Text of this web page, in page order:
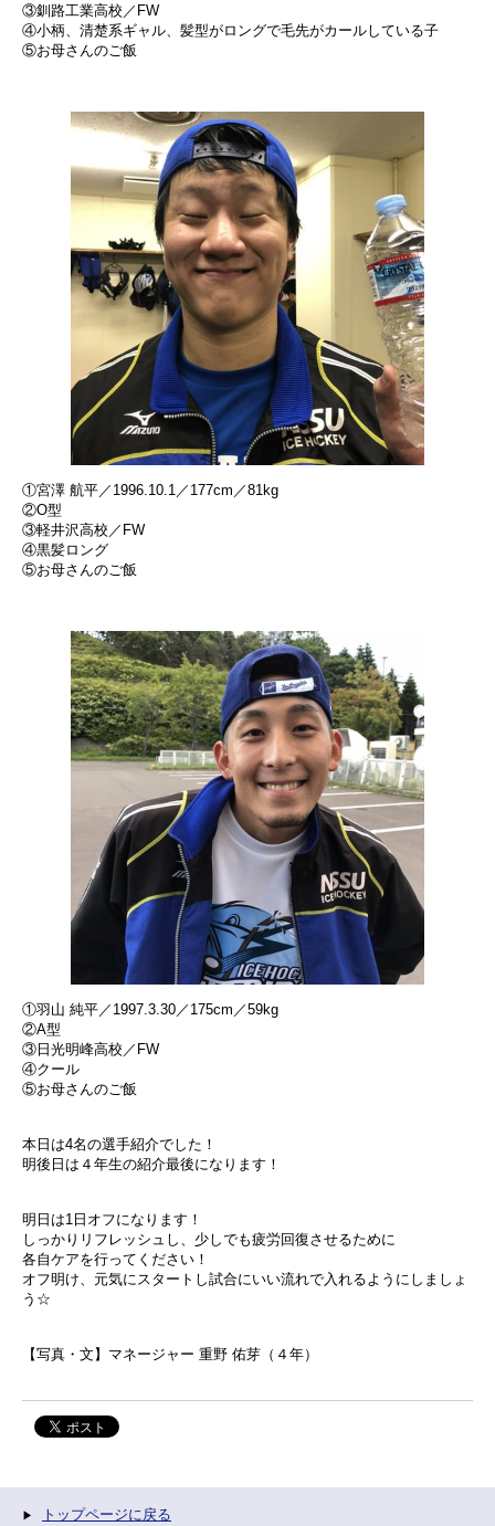
③釧路工業高校／FW
④小柄、清楚系ギャル、髪型がロングで毛先がカールしている子
⑤お母さんのご飯
①宮澤 航平／1996.10.1／177cm／81kg
②O型
③軽井沢高校／FW
④黒髪ロング
⑤お母さんのご飯
①羽山 純平／1997.3.30／175cm／59kg
②A型
③日光明峰高校／FW
④クール
⑤お母さんのご飯
本日は4名の選手紹介でした！
明後日は４年生の紹介最後になります！
明日は1日オフになります！
しっかりリフレッシュし、少しでも疲労回復させるために
各自ケアを行ってください！
オフ明け、元気にスタートし試合にいい流れで入れるようにしましょ
う☆
【写真・文】マネージャー 重野 佑芽（４年）
トップページに戻る